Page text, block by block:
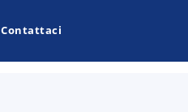
Contattaci